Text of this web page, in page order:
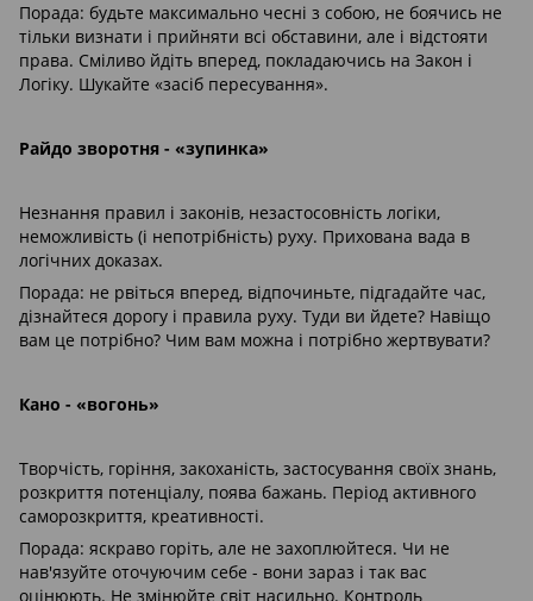
Порада: будьте максимально чесні з собою, не боячись не
тільки визнати і прийняти всі обставини, але і відстояти
права. Сміливо йдіть вперед, покладаючись на Закон і
Логіку. Шукайте «засіб пересування».
Райдо зворотня - «зупинка»
Незнання правил і законів, незастосовність логіки,
неможливість (і непотрібність) руху. Прихована вада в
логічних доказах.
Порада: не рвіться вперед, відпочиньте, підгадайте час,
дізнайтеся дорогу і правила руху. Туди ви йдете? Навіщо
вам це потрібно? Чим вам можна і потрібно жертвувати?
Кано - «вогонь»
Творчість, горіння, закоханість, застосування своїх знань,
розкриття потенціалу, поява бажань. Період активного
саморозкриття, креативності.
Порада: яскраво горіть, але не захоплюйтеся. Чи не
нав'язуйте оточуючим себе - вони зараз і так вас
оцінюють. Не змінюйте світ насильно. Контроль